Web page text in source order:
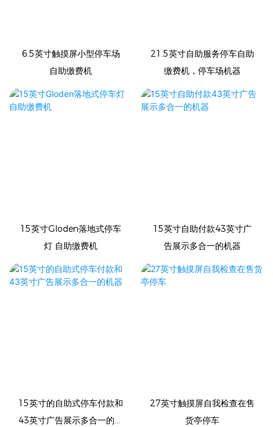
6.5英寸触摸屏小型停车场
自助缴费机
21.5英寸自助服务停车自助
缴费机，停车场机器
15英寸Gloden落地式停车
灯 自助缴费机
15英寸自助付款43英寸广
告展示多合一的机器
15英寸的自助式停车付款和
43英寸广告展示多合一的机
27英寸触摸屏自我检查在售
货亭停车